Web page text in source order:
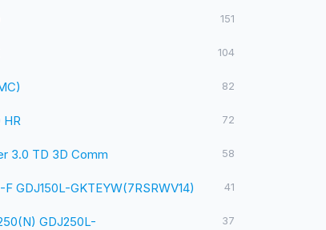
151
104
82
HR 72
3.0 TD 3D Comm 58
GDJ150L-GKTEYW(7RSRWV14) 41
GDJ250L-
37